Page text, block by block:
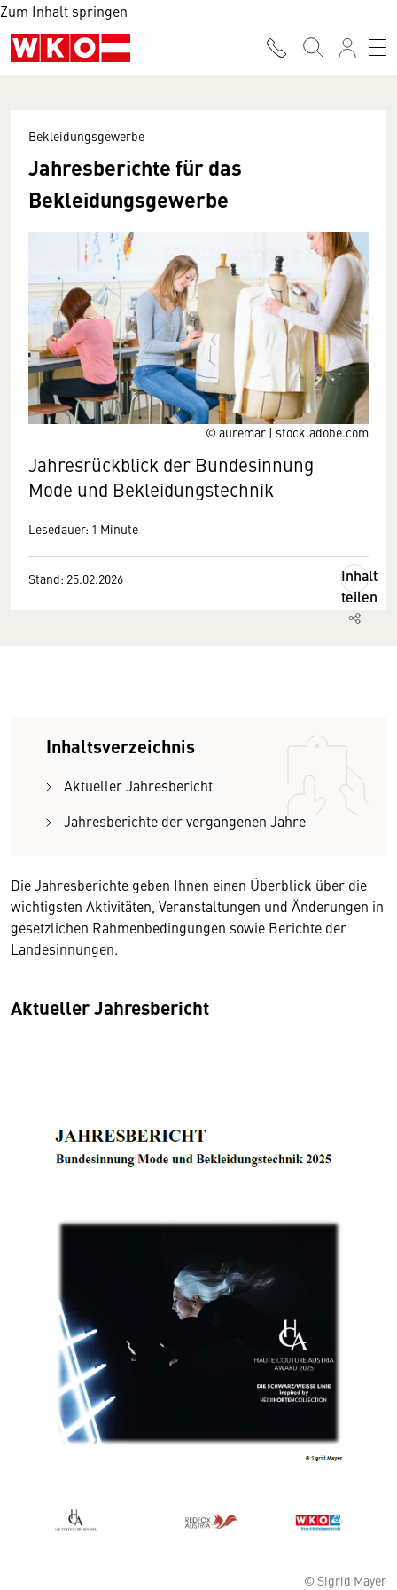
Zum Inhalt springen
© auremar | stock.adobe.com
Bekleidungsgewerbe
Jahresberichte für das
Bekleidungsgewerbe
Jahresrückblick der Bundesinnung
Mode und Bekleidungstechnik
Lesedauer: 1 Minute
Stand: 25.02.2026
Inhalt
teilen
Inhaltsverzeichnis
Aktueller Jahresbericht
Jahresberichte der vergangenen Jahre
Die Jahresberichte geben Ihnen einen Überblick über die
wichtigsten Aktivitäten, Veranstaltungen und Änderungen in
gesetzlichen Rahmenbedingungen sowie Berichte der
Landesinnungen.
Aktueller Jahresbericht
© Sigrid Mayer